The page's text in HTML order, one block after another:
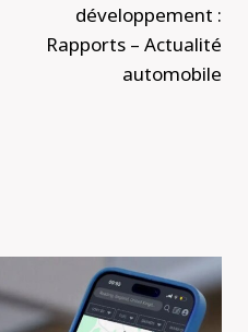
développement :
Rapports – Actualité
automobile